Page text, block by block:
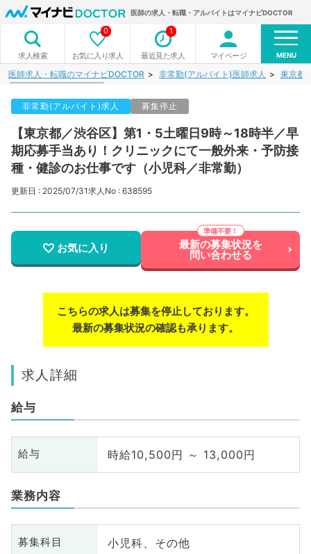
医師の求人・転職・アルバイトはマイナビDOCTOR
求人検索 お気に入り求人
0
最近見た求人
1
マイページ MENU
医師求人・転職のマイナビDOCTOR 非常勤(アルバイト)医師求人 東京都
非常勤(アルバイト)求人 募集停止
【東京都／渋谷区】第1・5土曜日9時～18時半／早
期応募手当あり！クリニックにて一般外来・予防接
種・健診のお仕事です（小児科／非常勤）
更新日 : 2025/07/31求人No : 638595
お気に入り 最新の募集状況を
問い合わせる
こちらの求人は募集を停止しております。
最新の募集状況の確認も承ります。
求人詳細
給与
給与 時給10,500円 ～ 13,000円
業務内容
募集科目 小児科、その他